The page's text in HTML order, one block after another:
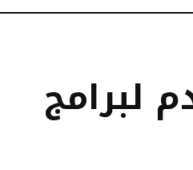
لبرامج